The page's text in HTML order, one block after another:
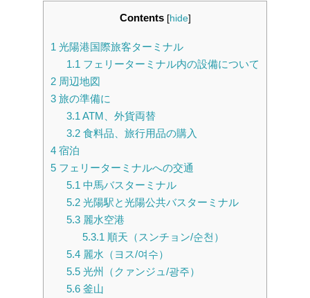
Contents [hide]
1 光陽港国際旅客ターミナル
1.1 フェリーターミナル内の設備について
2 周辺地図
3 旅の準備に
3.1 ATM、外貨両替
3.2食料品、旅行用品の購入
4 宿泊
5 フェリーターミナルへの交通
5.1 中馬バスターミナル
5.2光陽駅と光陽公共バスターミナル
5.3麗水空港
5.3.1 順天（スンチョン/순천）
5.4麗水（ヨス/여수）
5.5光州（クァンジュ/광주）
5.6釜山